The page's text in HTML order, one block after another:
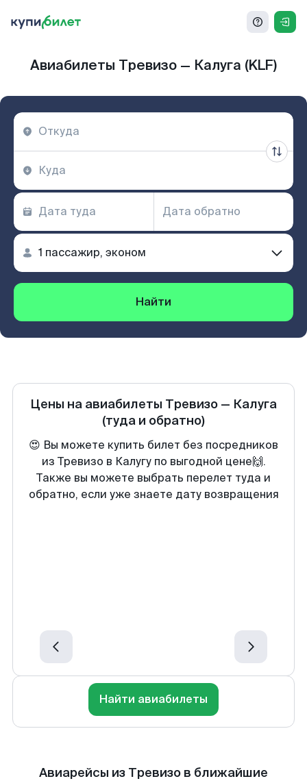
Авиабилеты Тревизо — Калуга (KLF)
Найти
Цены на авиабилеты Тревизо — Калуга
(туда и обратно)
😍 Вы можете купить билет без посредников
из Тревизо в Калугу по выгодной цене🙌.
Также вы можете выбрать перелет туда и
обратно, если уже знаете дату возвращения
Найти авиабилеты
Авиарейсы из Тревизо в ближайшие